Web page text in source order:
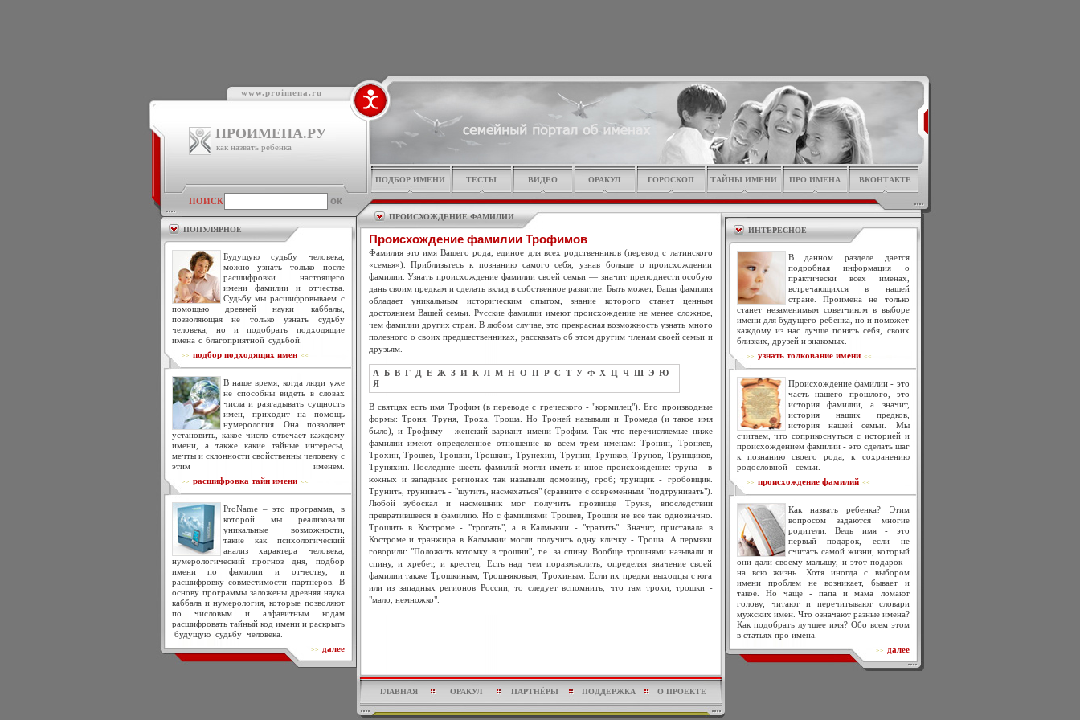
www.proimena.ru
ПРОИМЕНА.РУ
как назвать ребенка
ПОИСК
ПОПУЛЯРНОЕ
Будущую судьбу человека,
можно узнать только после
расшифровки настоящего
имени фамилии и отчества.
Судьбу мы расшифровываем с
помощью древней науки каббалы,
позволяющая не только узнать судьбу
человека, но и подобрать подходящие
имена с благоприятной судьбой.
>> подбор подходящих имен<<
В наше время, когда люди уже
не способны видеть в словах
числа и разгадывать сущность
имен, приходит на помощь
нумерология. Она позволяет
установить, какое число отвечает каждому
имени, а также какие тайные интересы,
мечты и склонности свойственны человеку с
этим именем.
>> расшифровка тайн имени<<
ProName – это программа, в
которой мы реализовали
уникальные возможности,
такие как психологический
анализ характера человека,
нумерологический прогноз дня, подбор
имени по фамилии и отчеству, и
расшифровку совместимости партнеров. В
основу программы заложены древняя наука
каббала и нумерология, которые позволяют
по числовым и алфавитным кодам
расшифровать тайный код имени и раскрыть
будущую судьбу человека.
>> далее
ПОДБОР ИМЕНИ ТЕСТЫ ВИДЕО ОРАКУЛ ГОРОСКОП ТАЙНЫ ИМЕНИ ПРО ИМЕНА ВКОНТАКТЕ
ПРОИСХОЖДЕНИЕ ФАМИЛИИ
Происхождение фамилии Трофимов
Фамилия это имя Вашего рода, единое для всех родственников (перевод с латинского
«семья»). Приблизьтесь к познанию самого себя, узнав больше о происхождении
фамилии. Узнать происхождение фамилии своей семьи — значит преподнести особую
дань своим предкам и сделать вклад в собственное развитие. Быть может, Ваша фамилия
обладает уникальным историческим опытом, знание которого станет ценным
достоянием Вашей семьи. Русские фамилии имеют происхождение не менее сложное,
чем фамилии других стран. В любом случае, это прекрасная возможность узнать много
полезного о своих предшественниках, рассказать об этом другим членам своей семьи и
друзьям.
А Б В Г Д Е Ж З И К Л М Н О П Р С Т У Ф Х Ц Ч Ш Э Ю
Я
В святцах есть имя Трофим (в переводе с греческого - "кормилец"). Его производные
формы: Троня, Труня, Троха, Троша. Но Троней называли и Тромеда (и такое имя
было), и Трофиму - женский вариант имени Трофим. Так что перечисляемые ниже
фамилии имеют определенное отношение ко всем трем именам: Тронин, Троняев,
Трохин, Трошев, Трошин, Трошкин, Трунехин, Трунин, Трунков, Трунов, Трунщиков,
Труняхин. Последние шесть фамилий могли иметь и иное происхождение: труна - в
южных и западных регионах так называли домовину, гроб; трунщик - гробовщик.
Трунить, трунивать - "шутить, насмехаться" (сравните с современным "подтрунивать").
Любой зубоскал и насмешник мог получить прозвище Труня, впоследствии
превратившееся в фамилию. Но с фамилиями Трошев, Трошин не все так однозначно.
Трошить в Костроме - "трогать", а в Калмыкии - "тратить". Значит, приставала в
Костроме и транжира в Калмыкии могли получить одну кличку - Троша. А пермяки
говорили: "Положить котомку в трошни", т.е. за спину. Вообще трошнями называли и
спину, и хребет, и крестец. Есть над чем поразмыслить, определяя значение своей
фамилии также Трошкиным, Трошняковым, Трохиным. Если их предки выходцы с юга
или из западных регионов России, то следует вспомнить, что там трохи, трошки -
"мало, немножко".
ГЛАВНАЯ ОРАКУЛ ПАРТНЁРЫ ПОДДЕРЖКА О ПРОЕКТЕ
ИНТЕРЕСНОЕ
В данном разделе дается
подробная информация о
практически всех именах,
встречающихся в нашей
стране. Проимена не только
станет незаменимым советчиком в выборе
имени для будущего ребенка, но и поможет
каждому из нас лучше понять себя, своих
близких, друзей и знакомых.
>> узнать толкование имени<<
Происхождение фамилии - это
часть нашего прошлого, это
история фамилии, а значит,
история наших предков,
история нашей семьи. Мы
считаем, что соприкоснуться с историей и
происхождением фамилии - это сделать шаг
к познанию своего рода, к сохранению
родословной семьи.
>> происхождение фамилий<<
Как назвать ребенка? Этим
вопросом задаются многие
родители. Ведь имя - это
первый подарок, если не
считать самой жизни, который
они дали своему малышу, и этот подарок -
на всю жизнь. Хотя иногда с выбором
имени проблем не возникает, бывает и
такое. Но чаще - папа и мама ломают
голову, читают и перечитывают словари
мужских имен. Что означают разные имена?
Как подобрать лучшее имя? Обо всем этом
в статьях про имена.
>> далее